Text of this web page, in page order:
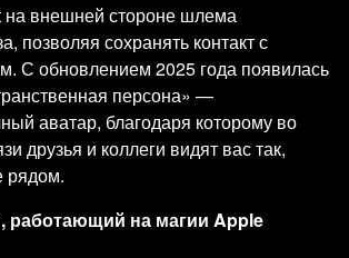
на внешней стороне шлема
позволяя сохранять контакт с
С обновлением 2025 года появилась
персона» —
аватар, благодаря которому во
друзья и коллеги видят вас так,
рядом.
работающий на магии Apple